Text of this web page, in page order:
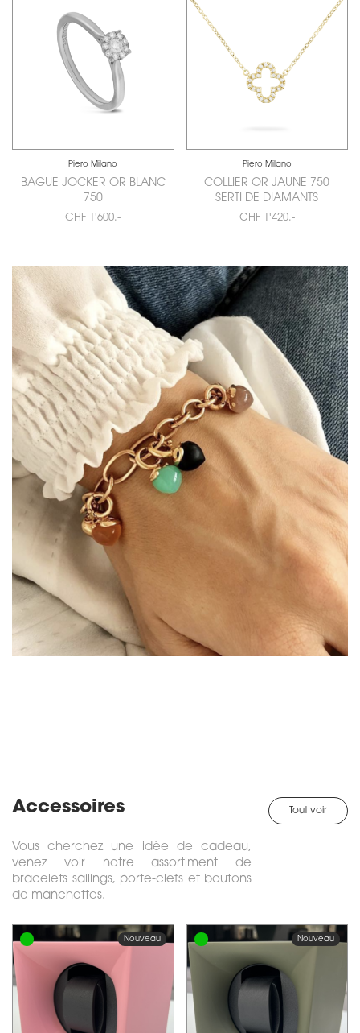
Piero Milano
BAGUE JOCKER OR BLANC
750
CHF 1'600.-
Piero Milano
COLLIER OR JAUNE 750
SERTI DE DIAMANTS
CHF 1'420.-
Accessoires
Vous cherchez une idée de cadeau,
venez voir notre assortiment de
bracelets sailings, porte-clefs et boutons
de manchettes.
Tout voir
Nouveau Nouveau